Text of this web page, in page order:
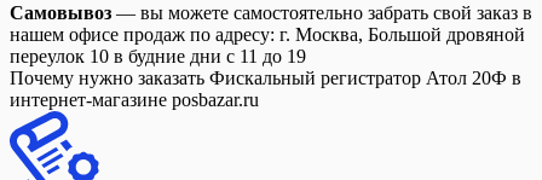
Самовывоз — вы можете самостоятельно забрать свой заказ в
нашем офисе продаж по адресу: г. Москва, Большой дровяной
переулок 10 в будние дни с 11 до 19
Почему нужно заказать Фискальный регистратор Атол 20Ф в
интернет-магазине posbazar.ru